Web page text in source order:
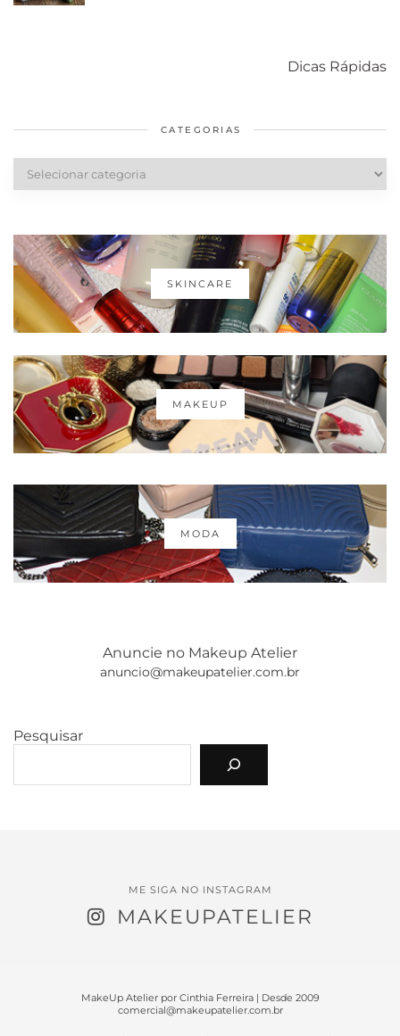
Dicas Rápidas
diários
cabelos
CATEGORIAS
Categorias
SKINCARE
MAKEUP
MODA
Anuncie no Makeup Atelier
anuncio@makeupatelier.com.br
Pesquisar
ME SIGA NO INSTAGRAM
MAKEUPATELIER
MakeUp Atelier por Cinthia Ferreira | Desde 2009
comercial@makeupatelier.com.br